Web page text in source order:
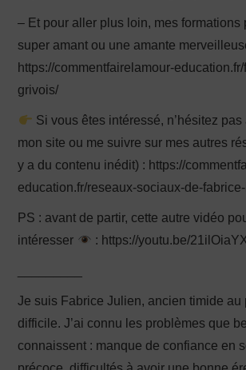
– Et pour aller plus loin, mes formations
super amant ou une amante
https://commentfairelamour-
grivois/
Si vous êtes intéressé, n’hésitez
mon site ou me suivre sur mes autres
y a du contenu inédit) : https://
education.fr/reseaux-sociaux-de-
PS : avant de partir, cette autre vidéo
intéresser
: https://youtu.be/
Je suis Fabrice Julien, ancien timide au
difficile. J’ai connu les problèmes que
connaissent : manque de confiance en